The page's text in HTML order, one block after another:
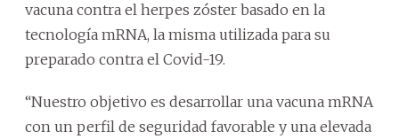
vacuna contra el herpes zóster basado en la
tecnología mRNA, la misma utilizada para su
preparado contra el Covid-19.
“Nuestro objetivo es desarrollar una vacuna mRNA
con un perfil de seguridad favorable y una elevada